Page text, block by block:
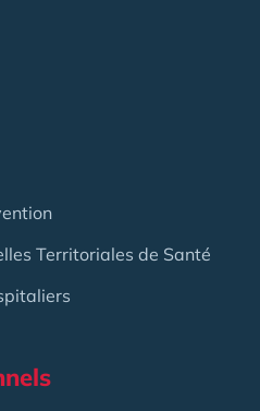
Territoriales de Santé